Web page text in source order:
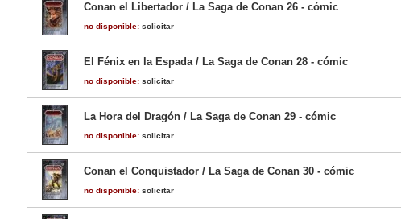
Conan el Libertador / La Saga de Conan 26 - cómic
no disponible: solicitar
El Fénix en la Espada / La Saga de Conan 28 - cómic
no disponible: solicitar
La Hora del Dragón / La Saga de Conan 29 - cómic
no disponible: solicitar
Conan el Conquistador / La Saga de Conan 30 - cómic
no disponible: solicitar